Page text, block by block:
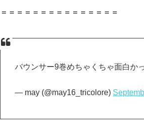
＝＝＝＝＝＝＝＝＝＝＝＝＝＝＝
バウンサー9巻めちゃくちゃ面白か
— may (@may16_tricolore)